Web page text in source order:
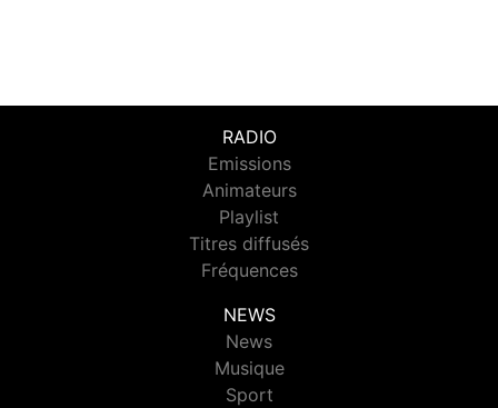
RADIO
Emissions
Animateurs
Playlist
Titres diffusés
Fréquences
NEWS
News
Musique
Sport